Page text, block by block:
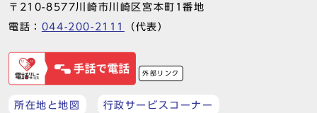
〒210-8577川崎市川崎区宮本町1番地
電話： 044-200-2111 （代表）
外部リンク
所在地と地図 行政サービスコーナー